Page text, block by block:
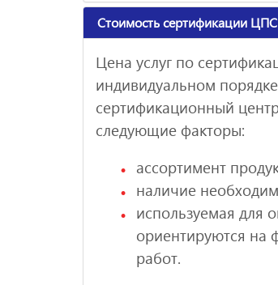
Стоимость сертификации
Цена услуг по
индивидуальном
сертификационный
следующие факторы:
ассортимент
наличие
используемая для
ориентируются на
работ.